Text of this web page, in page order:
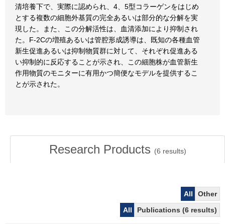
清培養下で、実際に認められ、4、5型コラーゲンをはじめ
とする複数の細胞外基質の完全あるいは部分的な分解を実
現した。また、この分解活性は、血清添加により抑制され
た。F-2Cの増殖あるいは管腔形成誘導は、既知の各種血管
新生促進あるいは抑制物質群に対して、それぞれ促進ある
い抑制的に反応することが示され、この細胞株が血管新生
作用物質のモニターに有用かつ簡便なモデルを提供するこ
とが示された。
Research Products (6 results)
All
Other
All
Publications (6 results)